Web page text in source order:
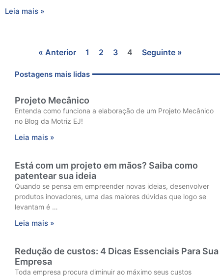
Leia mais »
« Anterior 1 2 3 4 Seguinte »
Postagens mais lidas
Projeto Mecânico
Entenda como funciona a elaboração de um Projeto Mecânico
no Blog da Motriz EJ!
Leia mais »
Está com um projeto em mãos? Saiba como
patentear sua ideia
Quando se pensa em empreender novas ideias, desenvolver
produtos inovadores, uma das maiores dúvidas que logo se
levantam é …
Leia mais »
Redução de custos: 4 Dicas Essenciais Para Sua
Empresa
Toda empresa procura diminuir ao máximo seus custos